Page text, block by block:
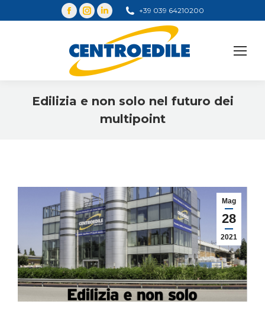
+39 039 64210200
Edilizia e non solo nel futuro dei
multipoint
Mag
28
2021